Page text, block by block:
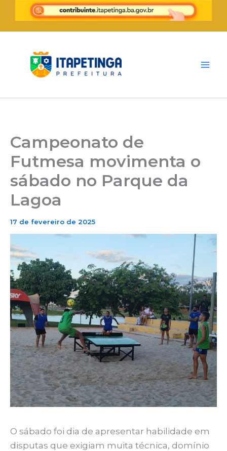
para
o
conteúdo
Campeonato de
Futmesa movimenta o
sábado no Parque da
Lagoa
17 de fevereiro de 2025
O sábado foi dia de apresentar habilidade em
disputas que exigiam muita técnica, domínio